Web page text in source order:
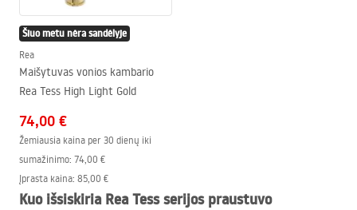
Šiuo metu nėra sandėlyje
Rea
Maišytuvas vonios kambario
Rea Tess High Light Gold
74,00 €
Žemiausia kaina per 30 dienų iki
sumažinimo: 74,00 €
Įprasta kaina: 85,00 €
Kuo išsiskiria Rea Tess serijos praustuvo